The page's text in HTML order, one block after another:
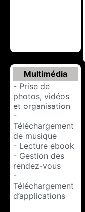
Multimédia
- Prise de
photos, vidéos
et organisation
-
Téléchargement
de musique
- Lecture ebook
- Gestion des
rendez-vous
-
Téléchargement
d’applications